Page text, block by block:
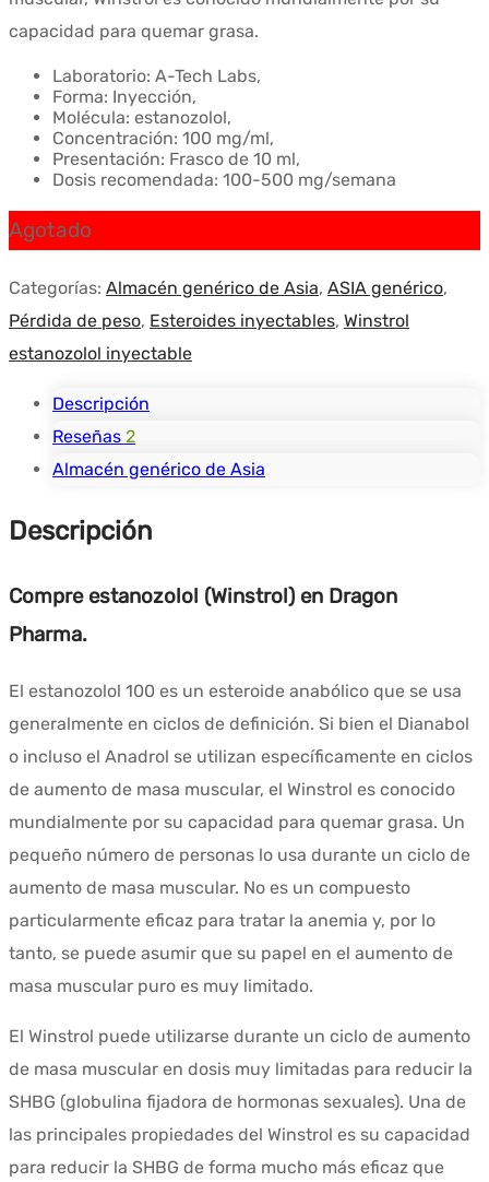
capacidad para quemar grasa.
Laboratorio: A-Tech Labs,
Forma: Inyección,
Molécula: estanozolol,
Concentración: 100 mg/ml,
Presentación: Frasco de 10 ml,
Dosis recomendada: 100-500 mg/semana
Agotado
Categorías: Almacén genérico de Asia, ASIA genérico,
Pérdida de peso, Esteroides inyectables, Winstrol
estanozolol inyectable
Descripción
Reseñas 2
Almacén genérico de Asia
Descripción
Compre estanozolol (Winstrol) en Dragon
Pharma.
El estanozolol 100 es un esteroide anabólico que se usa
generalmente en ciclos de definición. Si bien el Dianabol
o incluso el Anadrol se utilizan específicamente en ciclos
de aumento de masa muscular, el Winstrol es conocido
mundialmente por su capacidad para quemar grasa. Un
pequeño número de personas lo usa durante un ciclo de
aumento de masa muscular. No es un compuesto
particularmente eficaz para tratar la anemia y, por lo
tanto, se puede asumir que su papel en el aumento de
masa muscular puro es muy limitado.
El Winstrol puede utilizarse durante un ciclo de aumento
de masa muscular en dosis muy limitadas para reducir la
SHBG (globulina fijadora de hormonas sexuales). Una de
las principales propiedades del Winstrol es su capacidad
para reducir la SHBG de forma mucho más eficaz que